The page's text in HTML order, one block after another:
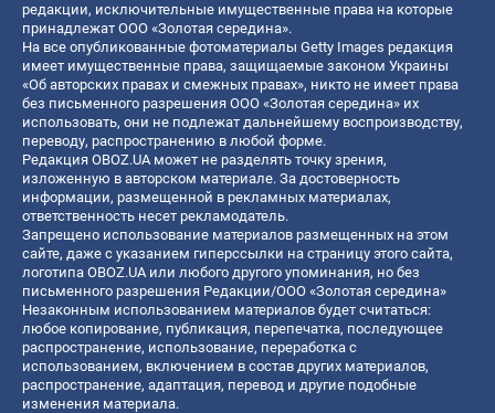
редакции, исключительные имущественные права на которые
принадлежат ООО «Золотая середина».
На все опубликованные фотоматериалы Getty Images редакция
имеет имущественные права, защищаемые законом Украины
«Об авторских правах и смежных правах», никто не имеет права
без письменного разрешения ООО «Золотая середина» их
использовать, они не подлежат дальнейшему воспроизводству,
переводу, распространению в любой форме.
Редакция OBOZ.UA может не разделять точку зрения,
изложенную в авторском материале. За достоверность
информации, размещенной в рекламных материалах,
ответственность несет рекламодатель.
Запрещено использование материалов размещенных на этом
сайте, даже с указанием гиперссылки на страницу этого сайта,
логотипа OBOZ.UA или любого другого упоминания, но без
письменного разрешения Редакции/ООО «Золотая середина»
Незаконным использованием материалов будет считаться:
любое копирование, публикация, перепечатка, последующее
распространение, использование, переработка с
использованием, включением в состав других материалов,
распространение, адаптация, перевод и другие подобные
изменения материала.